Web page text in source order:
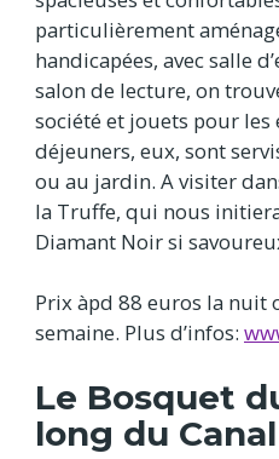
particulièrement
handicapées, avec salle
salon de lecture, on
société et jouets pour les
déjeuners, eux, sont
ou au jardin. A visiter
la Truffe, qui nous
Diamant Noir si
Prix àpd 88 euros la nuit
semaine. Plus d’infos:
Le Bosquet
long du